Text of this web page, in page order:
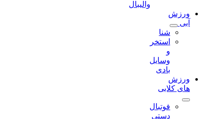
والیبال
ورزش
شنا
استخر
وسایل
ورزش
های کلابی
فوتبال
دستی